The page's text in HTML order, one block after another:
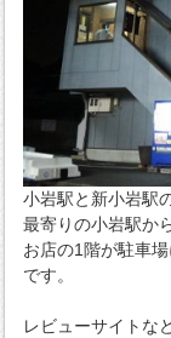
小岩駅と新小岩駅
最寄りの小岩駅か
お店の1階が駐車
です。
レビューサイトな